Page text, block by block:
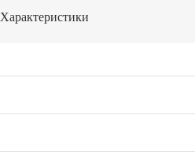
Характеристики